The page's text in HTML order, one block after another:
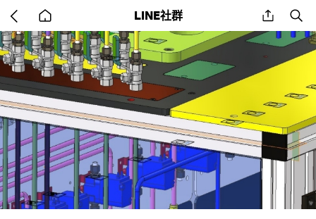
back
to
home
LINE社群 share